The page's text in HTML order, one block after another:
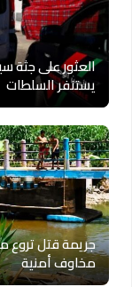
العثور على جثة
يستنفر السلطات
جريمة قتل تروع
مخاوف أمنية